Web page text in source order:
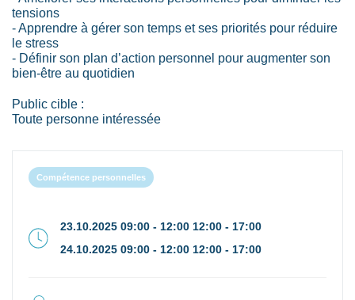
tensions
- Apprendre à gérer son temps et ses priorités pour réduire
le stress
- Définir son plan d’action personnel pour augmenter son
bien-être au quotidien
Public cible :
Toute personne intéressée
Compétence personnelles
23.10.2025 09:00 - 12:00 12:00 - 17:00
24.10.2025 09:00 - 12:00 12:00 - 17:00